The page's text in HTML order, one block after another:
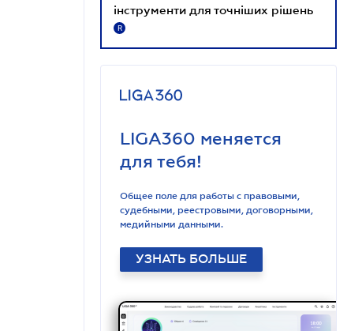
інструменти для точніших рішень
R
LIGA360 меняется
для тебя!
Общее поле для работы с правовыми,
судебными, реестровыми, договорными,
медийными данными.
УЗНАТЬ БОЛЬШЕ